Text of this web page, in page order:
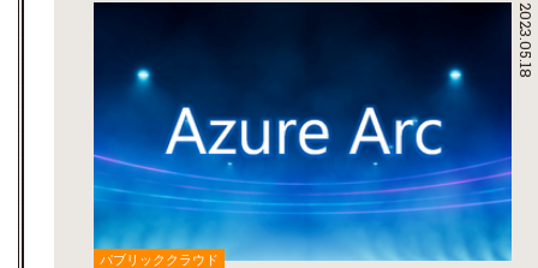
2023.05.18
パブリッククラウド